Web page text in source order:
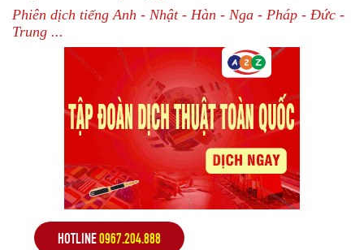
Phiên dịch tiếng Anh - Nhật - Hàn - Nga - Pháp - Đức -
Trung ...
HOTLINE0967.204.888